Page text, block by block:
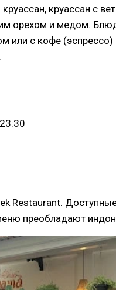
круассан с
орехом и медом.
с кофе (эспрессо)
Restaurant.
преобладают